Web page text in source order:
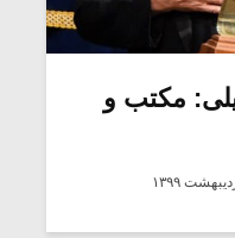
مکتب و